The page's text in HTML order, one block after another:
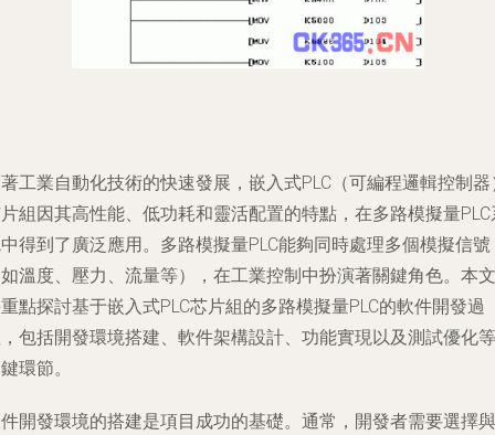
工業自動化技術的快速發展，嵌入式PLC（可編程邏輯控制器
組因其高性能、低功耗和靈活配置的特點，在多路模擬量PLC
得到了廣泛應用。多路模擬量PLC能夠同時處理多個模擬信號
溫度、壓力、流量等），在工業控制中扮演著關鍵角色。本文
點探討基于嵌入式PLC芯片組的多路模擬量PLC的軟件開發過
包括開發環境搭建、軟件架構設計、功能實現以及測試優化等
環節。
開發環境的搭建是項目成功的基礎。通常，開發者需要選擇與